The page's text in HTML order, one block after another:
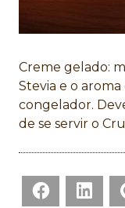
Creme gelado:
Stevia e o
congelador.
de se servir o
Facebook